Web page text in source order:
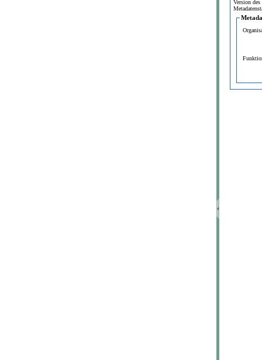
Version des